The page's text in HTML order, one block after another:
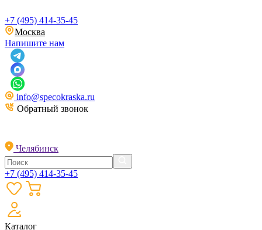
+7 (495) 414-35-45
Москва
Напишите нам
info@specokraska.ru
Обратный звонок
Челябинск
+7 (495) 414-35-45
Каталог